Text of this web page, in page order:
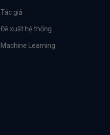
Tác giả
Đề xuất hệ thống
Machine Learning